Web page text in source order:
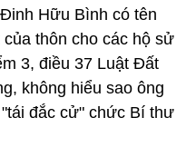
Hữu Bình có tên
thôn cho các hộ sử
3, điều 37 Luật Đất
không hiểu sao ông
đắc cử" chức Bí thư